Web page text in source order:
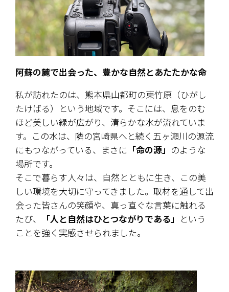
阿蘇の麓で出会った、豊かな自然とあたたかな命
私が訪れたのは、熊本県山都町の東竹原（ひがし
たけばる）という地域です。そこには、息をのむ
ほど美しい緑が広がり、清らかな水が流れていま
す。この水は、隣の宮崎県へと続く五ヶ瀬川の源流
にもつながっている、まさに 「命の源」 のような
場所です。
そこで暮らす人々は、自然とともに生き、この美
しい環境を大切に守ってきました。取材を通して出
会った皆さんの笑顔や、真っ直ぐな言葉に触れる
たび、
「人と自然はひとつながりである」 という
ことを強く実感させられました。